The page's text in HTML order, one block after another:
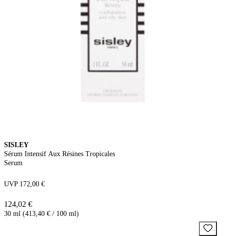
SISLEY
Sérum Intensif Aux Résines Tropicales
Serum
UVP 172,00 €
124,02 €
30 ml (413,40 € / 100 ml)